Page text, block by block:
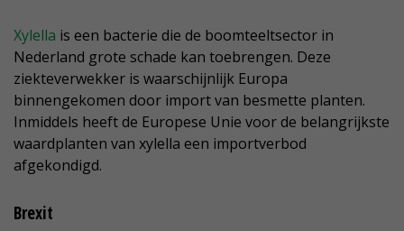
Xylella is een bacterie die de boomteeltsector in
Nederland grote schade kan toebrengen. Deze
ziekteverwekker is waarschijnlijk Europa
binnengekomen door import van besmette planten.
Inmiddels heeft de Europese Unie voor de belangrijkste
waardplanten van xylella een importverbod
afgekondigd.
Brexit